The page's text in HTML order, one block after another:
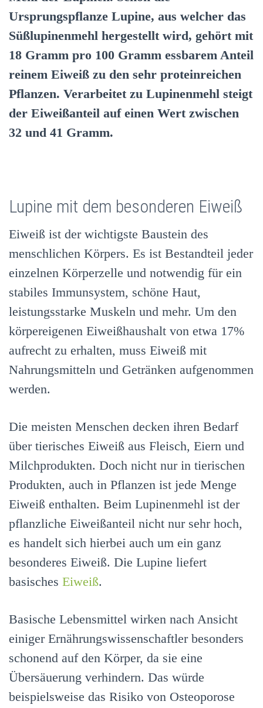
Ursprungspflanze Lupine, aus welcher das
Süßlupinenmehl hergestellt wird, gehört mit
18 Gramm pro 100 Gramm essbarem Anteil
reinem Eiweiß zu den sehr proteinreichen
Pflanzen. Verarbeitet zu Lupinenmehl steigt
der Eiweißanteil auf einen Wert zwischen
32 und 41 Gramm.
Lupine mit dem besonderen Eiweiß
Eiweiß ist der wichtigste Baustein des
menschlichen Körpers. Es ist Bestandteil jeder
einzelnen Körperzelle und notwendig für ein
stabiles Immunsystem, schöne Haut,
leistungsstarke Muskeln und mehr. Um den
körpereigenen Eiweißhaushalt von etwa 17%
aufrecht zu erhalten, muss Eiweiß mit
Nahrungsmitteln und Getränken aufgenommen
werden.
Die meisten Menschen decken ihren Bedarf
über tierisches Eiweiß aus Fleisch, Eiern und
Milchprodukten. Doch nicht nur in tierischen
Produkten, auch in Pflanzen ist jede Menge
Eiweiß enthalten. Beim Lupinenmehl ist der
pflanzliche Eiweißanteil nicht nur sehr hoch,
es handelt sich hierbei auch um ein ganz
besonderes Eiweiß. Die Lupine liefert
basisches Eiweiß.
Basische Lebensmittel wirken nach Ansicht
einiger Ernährungswissenschaftler besonders
schonend auf den Körper, da sie eine
Übersäuerung verhindern. Das würde
beispielsweise das Risiko von Osteoporose